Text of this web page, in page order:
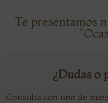
Te presentamos
¿Dudas o
Consulta con uno de